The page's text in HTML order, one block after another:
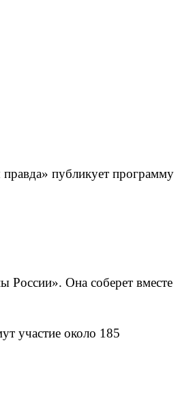
публикует программу
России». Она соберет вместе
участие около 185